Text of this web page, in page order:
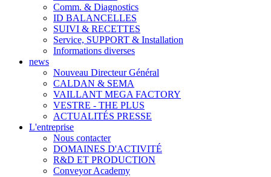
Comm. & Diagnostics
ID BALANCELLES
SUIVI & RECETTES
Service, SUPPORT & Installation
Informations diverses
news
Nouveau Directeur Général
CALDAN & SEMA
VAILLANT MEGA FACTORY
VESTRE - THE PLUS
ACTUALITÉS PRESSE
L'entreprise
Nous contacter
DOMAINES D'ACTIVITÉ
R&D ET PRODUCTION
Conveyor Academy